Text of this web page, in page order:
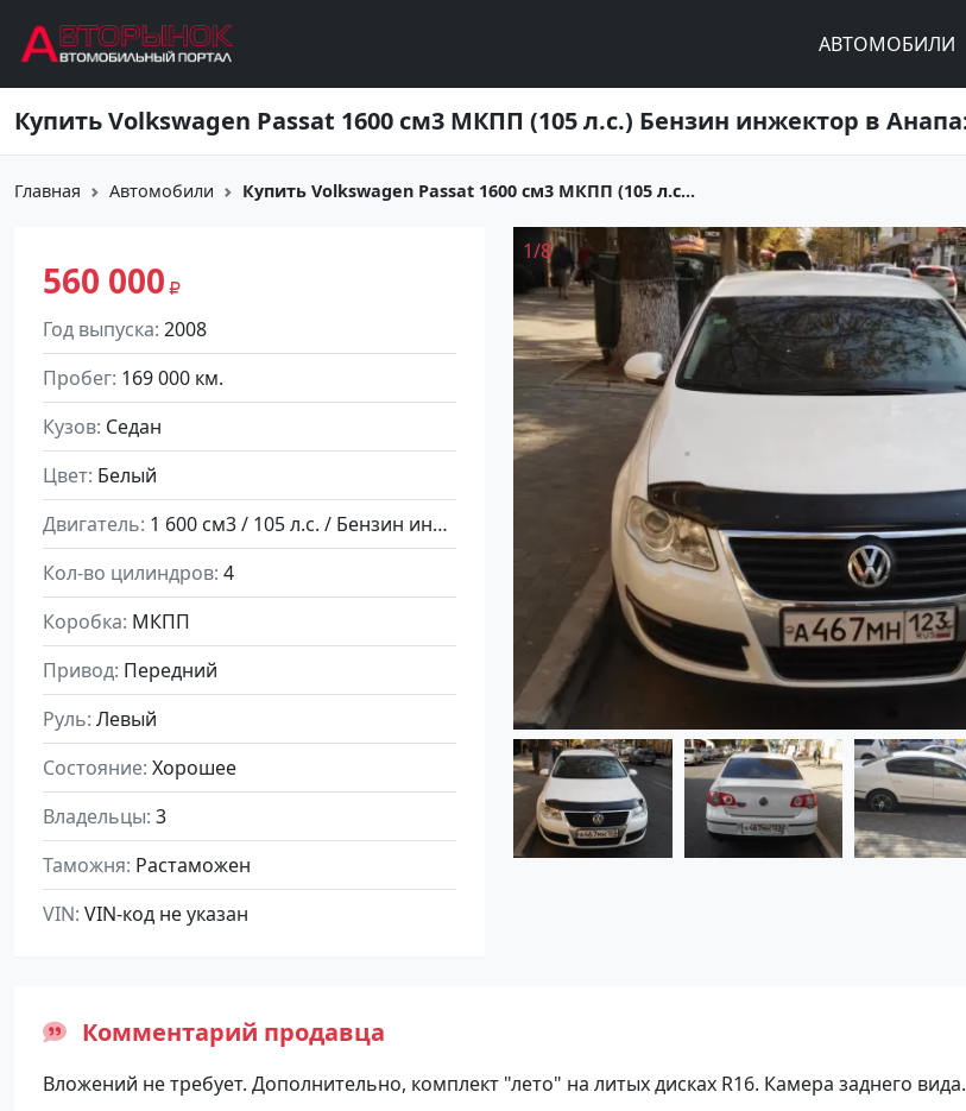
АВТОМОБИЛИ
Главная Автомобили Купить Volkswagen Passat 1600 см3 МКПП (105 л.с...
560 000
Год выпуска 2008
Пробег 169 000 км.
Кузов Седан
Цвет Белый
Двигатель
1 600 см3 / 105 л.с. / Бензин инжектор
Кол-во цилиндров 4
Коробка МКПП
Привод Передний
Руль Левый
Состояние Хорошее
Владельцы 3
Таможня Растаможен
VIN VIN-код не указан
1/8
Комментарий продавца
Вложений не требует. Дополнительно, комплект "лето" на литых дисках R16. Камера заднего вида.